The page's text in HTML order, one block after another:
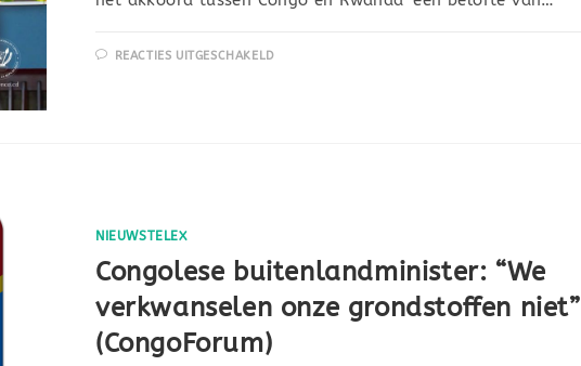
REACTIES UITGESCHAKELD
NIEUWSTELEX
Congolese buitenlandminister: “We
verkwanselen onze grondstoffen niet”
(CongoForum)